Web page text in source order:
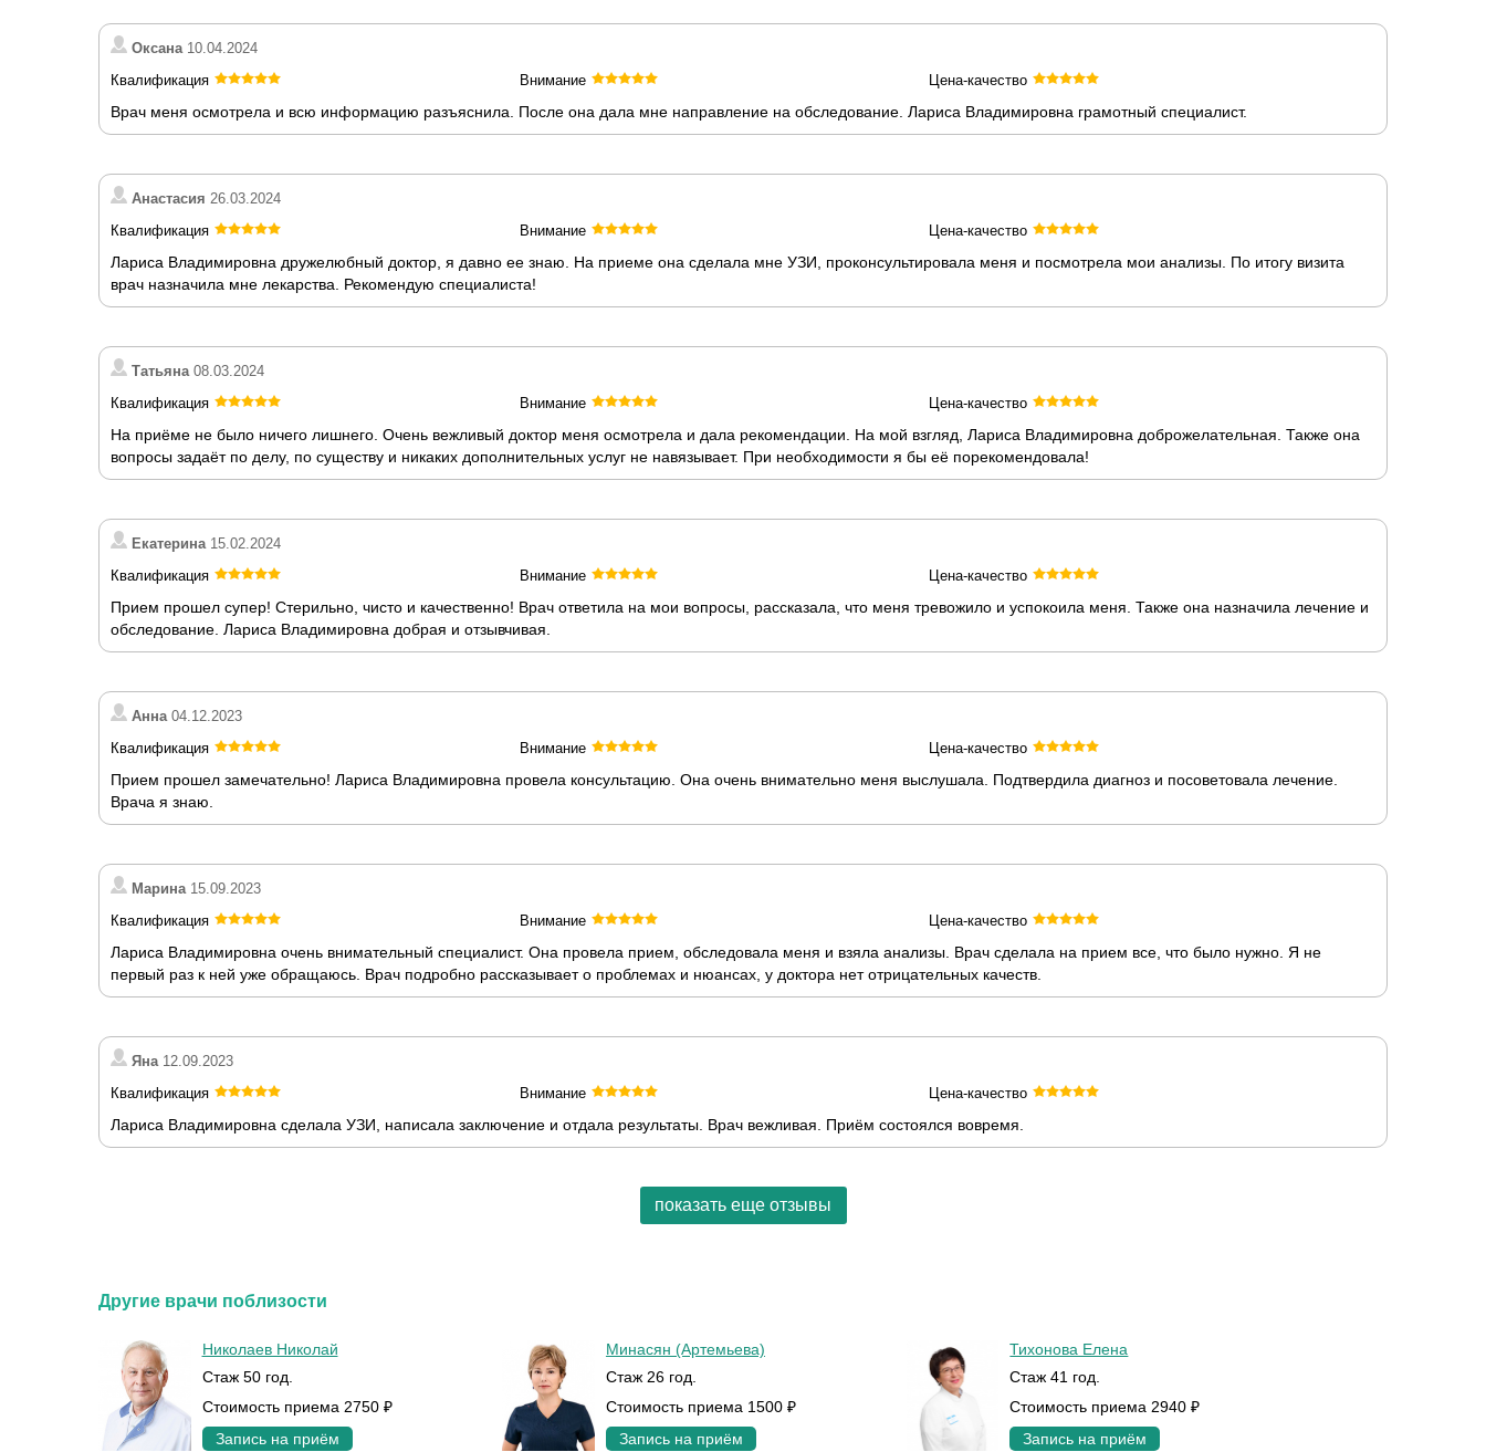
Оксана10.04.2024
Квалификация
Внимание Цена-качество
Врач меня осмотрела и всю информацию разъяснила. После она дала мне направление на обследование. Лариса Владимировна грамотный специалист.
Анастасия 26.03.2024
Квалификация
Внимание Цена-качество
Лариса Владимировна дружелюбный доктор, я давно ее знаю. На приеме она сделала мне УЗИ, проконсультировала меня и посмотрела мои анализы. По итогу визита
врач назначила мне лекарства. Рекомендую специалиста!
Татьяна08.03.2024
Квалификация
Внимание Цена-качество
На приёме не было ничего лишнего. Очень вежливый доктор меня осмотрела и дала рекомендации. На мой взгляд, Лариса Владимировна доброжелательная. Также она
вопросы задаёт по делу, по существу и никаких дополнительных услуг не навязывает. При необходимости я бы её порекомендовала!
Екатерина15.02.2024
Квалификация
Внимание Цена-качество
Прием прошел супер! Стерильно, чисто и качественно! Врач ответила на мои вопросы, рассказала, что меня тревожило и успокоила меня. Также она назначила лечение и
обследование. Лариса Владимировна добрая и отзывчивая.
Анна04.12.2023
Квалификация
Внимание Цена-качество
Прием прошел замечательно! Лариса Владимировна провела консультацию. Она очень внимательно меня выслушала. Подтвердила диагноз и посоветовала лечение.
Врача я знаю.
Марина15.09.2023
Квалификация
Внимание Цена-качество
Лариса Владимировна очень внимательный специалист. Она провела прием, обследовала меня и взяла анализы. Врач сделала на прием все, что было нужно. Я не
первый раз к ней уже обращаюсь. Врач подробно рассказывает о проблемах и нюансах, у доктора нет отрицательных качеств.
Яна12.09.2023
Квалификация
Внимание Цена-качество
Лариса Владимировна сделала УЗИ, написала заключение и отдала результаты. Врач вежливая. Приём состоялся вовремя.
показать еще отзывы
Другие врачи поблизости
Николаев Николай
Стаж 50 год.
Стоимость приема 2750 ₽
Запись на приём
Минасян (Артемьева)
Стаж 26 год.
Стоимость приема 1500 ₽
Запись на приём
Тихонова Елена
Стаж 41 год.
Стоимость приема 2940 ₽
Запись на приём